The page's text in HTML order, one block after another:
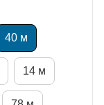
40 м
14 м